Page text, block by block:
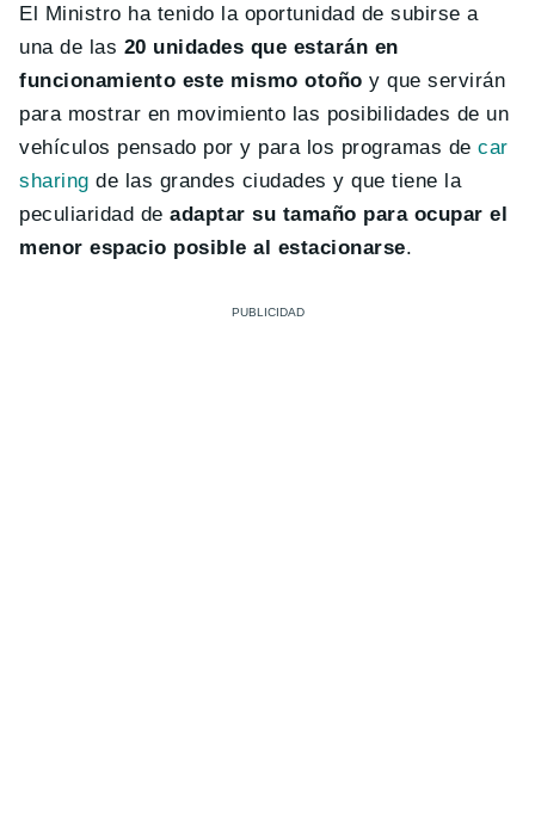
El Ministro ha tenido la oportunidad de subirse a
una de las 20 unidades que estarán en
funcionamiento este mismo otoño y que servirán
para mostrar en movimiento las posibilidades de un
vehículos pensado por y para los programas decar
sharing de las grandes ciudades y que tiene la
peculiaridad deadaptar su tamaño para ocupar el
menor espacio posible al estacionarse.